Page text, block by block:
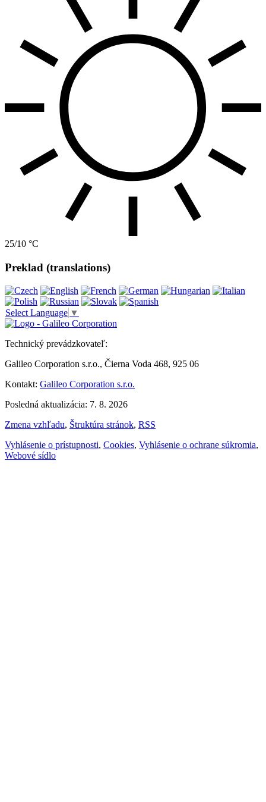
25/10 °C
Preklad (translations)
Select Language ▼
Technický prevádzkovateľ:
Galileo Corporation s.r.o., Čierna Voda 468, 925 06
Kontakt: Galileo Corporation s.r.o.
Posledná aktualizácia: 7. 8. 2026
Zmena vzhľadu, Štruktúra stránok, RSS
Vyhlásenie o prístupnosti, Cookies, Vyhlásenie o ochrane súkromia,
Webové sídlo